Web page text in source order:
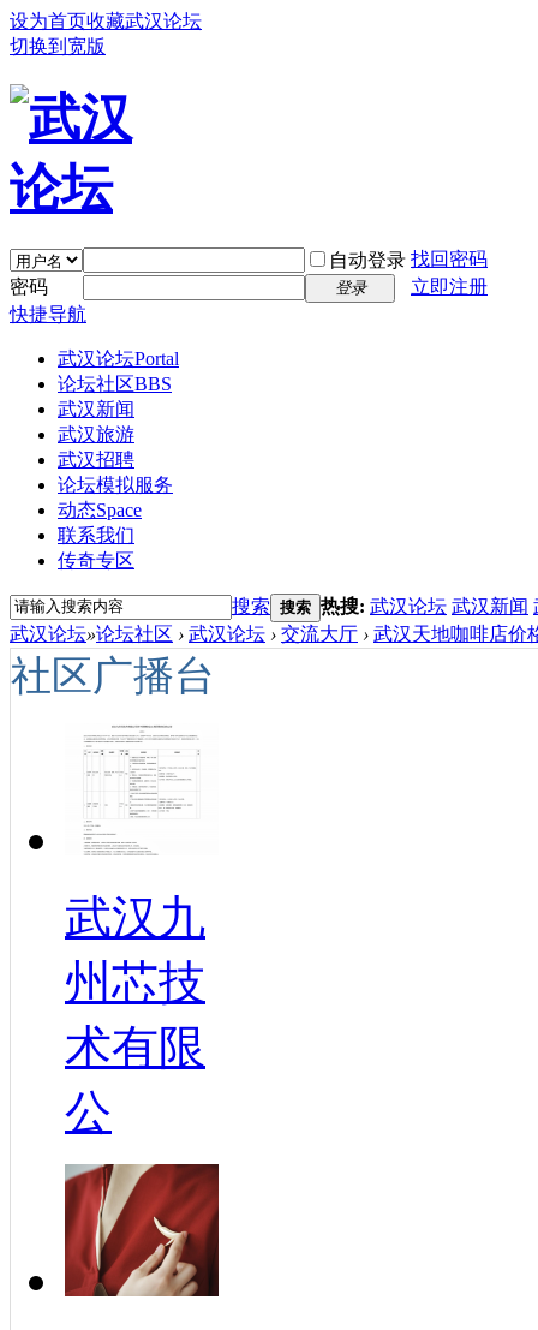
设为首页收藏武汉论坛
切换到宽版
自动登录 找回密码
密码
登录
立即注册
快捷导航
武汉论坛Portal
论坛社区BBS
武汉新闻
武汉旅游
武汉招聘
论坛模拟服务
动态Space
联系我们
传奇专区
搜索 搜索 热搜: 武汉论坛 武汉新闻
武汉论坛»论坛社区 › 武汉论坛 › 交流大厅 › 武汉天地咖啡店价
社区广播台
武汉九
州芯技
术有限
公